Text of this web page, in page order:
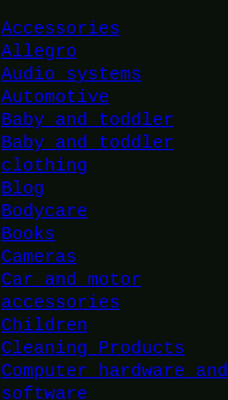
Accessories
Allegro
Audio systems
Automotive
Baby and toddler
Baby and toddler
clothing
Blog
Bodycare
Books
Cameras
Car and motor
accessories
Children
Cleaning Products
Computer hardware and
software